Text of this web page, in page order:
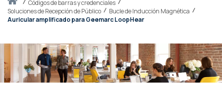
Iniciocódigos de barras y credenciales
Soluciones de Recepción de Público
Bucle de Inducción Magnética
Auricular amplificado para Geemarc LoopHear